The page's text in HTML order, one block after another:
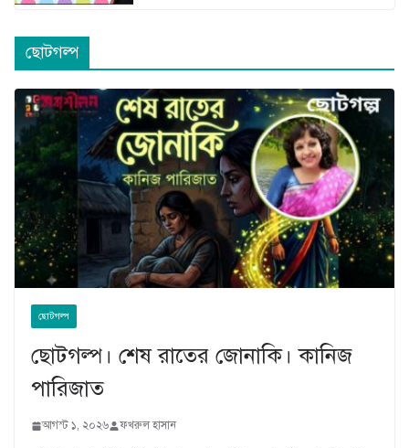
ছোটগল্প
ছোটগল্প
ছোটগল্প। শেষ রাতের জোনাকি। কানিজ
পারিজাত
আগস্ট ১, ২০২৬ ফখরুল হাসান